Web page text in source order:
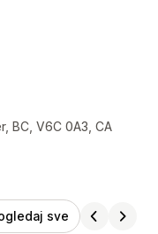
BC, V6C 0A3, CA
sve